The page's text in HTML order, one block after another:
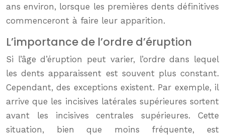
ans environ, lorsque les premières dents définitives
commenceront à faire leur apparition.
L’importance de l’ordre d’éruption
Si l’âge d’éruption peut varier, l’ordre dans lequel
les dents apparaissent est souvent plus constant.
Cependant, des exceptions existent. Par exemple, il
arrive que les incisives latérales supérieures sortent
avant les incisives centrales supérieures. Cette
situation, bien que moins fréquente, est